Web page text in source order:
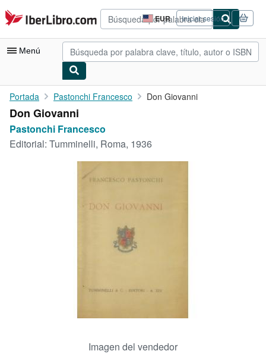
Pasar al contenido principal
IberLibro.com EUR
Preferencias
de
compra
del
Iniciar sesión
Menú
Mi cuenta
Consultar mis pedidos
Portada Pastonchi Francesco Don Giovanni
Don Giovanni
Pastonchi Francesco
Editorial: Tumminelli, Roma, 1936
Imagen del vendedor